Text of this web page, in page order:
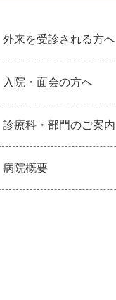
外来を受診される方へ
入院・面会の方へ
診療科・部門のご案内
病院概要